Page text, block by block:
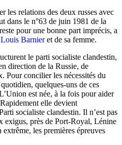
les relations des deux russes avec
dans le n°63 de juin 1981 de la
pour une bonne part imprécis, a
Louis Barnieret de sa femme.
le parti socialiste clandestin,
direction de la Russie, de
Pour concilier les nécessités du
quelques-uns de ces
est née, à la fois pour aider
elle devient
socialiste clandestin. Il n’est pas
exigus, près de Port-Royal, Lénine
les premières épreuves